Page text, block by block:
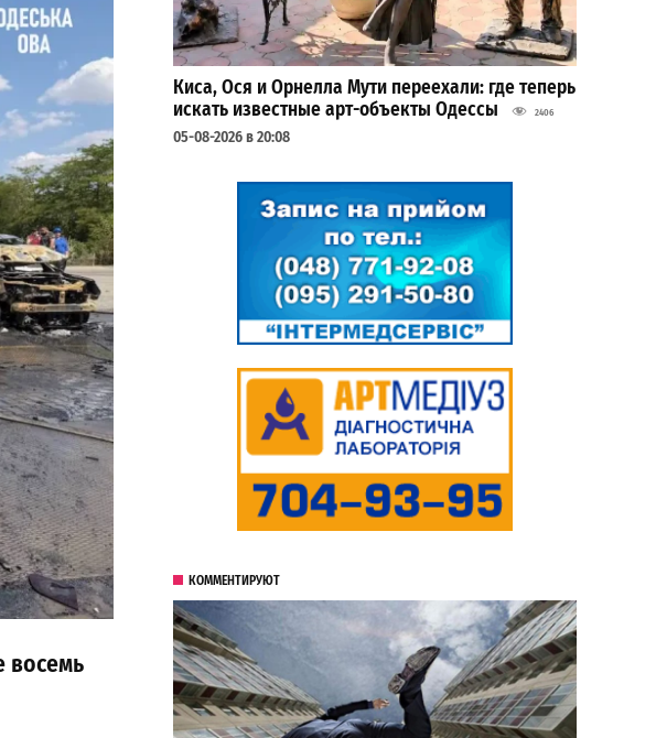
восемь
Киса, Ося и Орнелла Мути переехали: где теперь
искать известные арт-объекты Одессы
2406
05-08-2026 в 20:08
КОММЕНТИРУЮТ